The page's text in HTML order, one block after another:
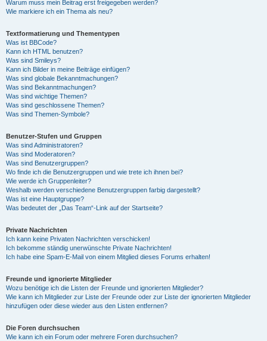
Warum muss mein Beitrag erst freigegeben werden?
Wie markiere ich ein Thema als neu?
Textformatierung und Thementypen
Was ist BBCode?
Kann ich HTML benutzen?
Was sind Smileys?
Kann ich Bilder in meine Beiträge einfügen?
Was sind globale Bekanntmachungen?
Was sind Bekanntmachungen?
Was sind wichtige Themen?
Was sind geschlossene Themen?
Was sind Themen-Symbole?
Benutzer-Stufen und Gruppen
Was sind Administratoren?
Was sind Moderatoren?
Was sind Benutzergruppen?
Wo finde ich die Benutzergruppen und wie trete ich ihnen bei?
Wie werde ich Gruppenleiter?
Weshalb werden verschiedene Benutzergruppen farbig dargestellt?
Was ist eine Hauptgruppe?
Was bedeutet der „Das Team“-Link auf der Startseite?
Private Nachrichten
Ich kann keine Privaten Nachrichten verschicken!
Ich bekomme ständig unerwünschte Private Nachrichten!
Ich habe eine Spam-E-Mail von einem Mitglied dieses Forums erhalten!
Freunde und ignorierte Mitglieder
Wozu benötige ich die Listen der Freunde und ignorierten Mitglieder?
Wie kann ich Mitglieder zur Liste der Freunde oder zur Liste der ignorierten Mitglieder
hinzufügen oder diese wieder aus den Listen entfernen?
Die Foren durchsuchen
Wie kann ich ein Forum oder mehrere Foren durchsuchen?